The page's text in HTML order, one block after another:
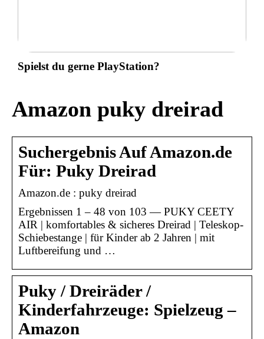
Spielst du gerne PlayStation?
Amazon puky dreirad
Suchergebnis Auf Amazon.de
Für: Puky Dreirad
Amazon.de : puky dreirad
Ergebnissen 1 – 48 von 103 — PUKY CEETY
AIR | komfortables & sicheres Dreirad | Teleskop-
Schiebestange | für Kinder ab 2 Jahren | mit
Luftbereifung und …
Puky / Dreiräder /
Kinderfahrzeuge: Spielzeug –
Amazon